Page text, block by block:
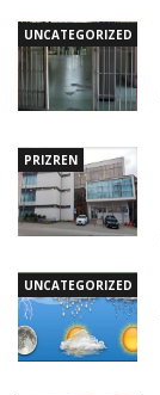
UNCATEGORIZED
PRIZREN
UNCATEGORIZED